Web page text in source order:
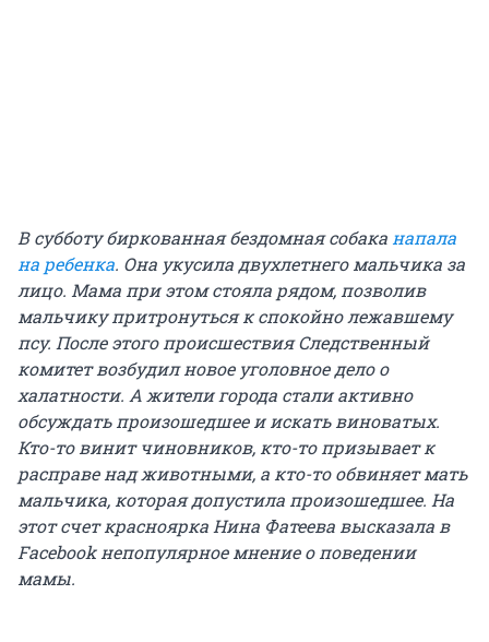
В субботу биркованная бездомная собака напала
на ребенка. Она укусила двухлетнего мальчика за
лицо. Мама при этом стояла рядом, позволив
мальчику притронуться к спокойно лежавшему
псу. После этого происшествия Следственный
комитет возбудил новое уголовное дело о
халатности. А жители города стали активно
обсуждать произошедшее и искать виноватых.
Кто-то винит чиновников, кто-то призывает к
расправе над животными, а кто-то обвиняет мать
мальчика, которая допустила произошедшее. На
этот счет красноярка Нина Фатеева высказала в
Facebook непопулярное мнение о поведении
мамы.